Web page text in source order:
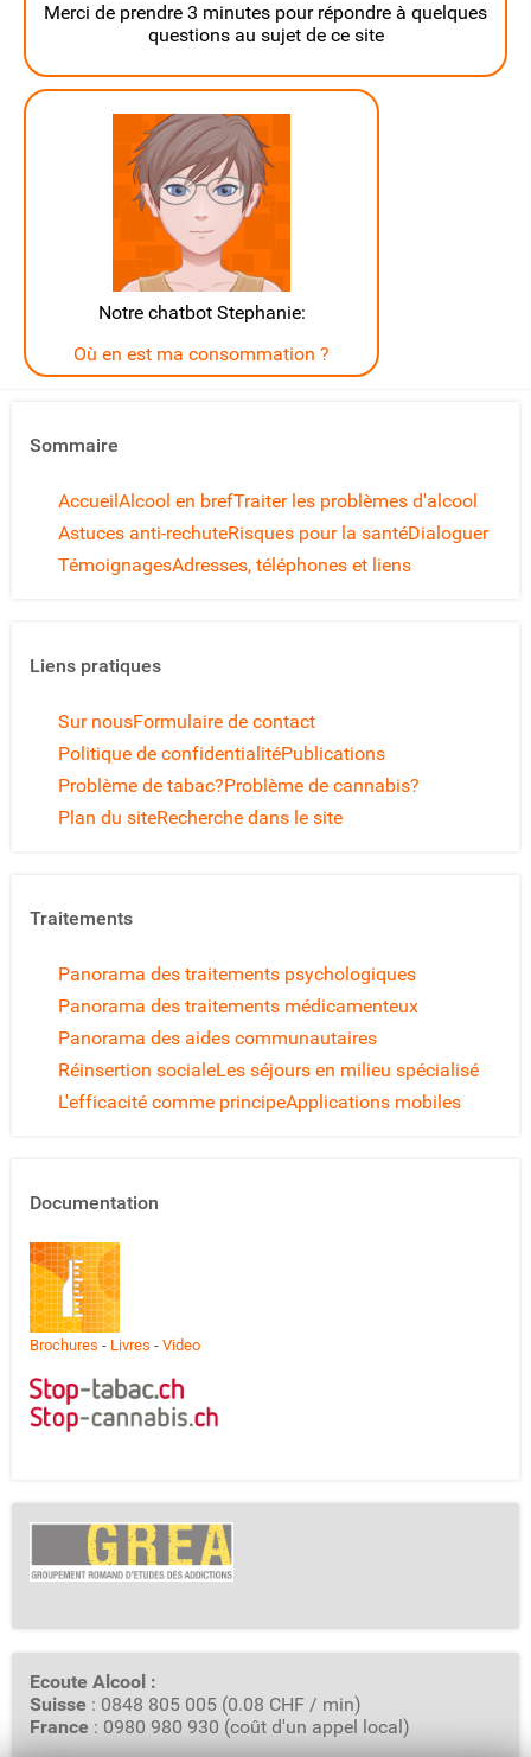
Merci de prendre 3 minutes pour répondre à quelques
questions au sujet de ce site
Notre chatbot Stephanie:
Où en est ma consommation ?
Sommaire
Accueil Alcool en brefTraiter les problèmes d'alcool
Astuces anti-rechuteRisques pour la santéDialoguer
TémoignagesAdresses, téléphones et liens
Liens pratiques
Sur nousFormulaire de contact
Politique de confidentialitéPublications
Problème de tabac?Problème de cannabis?
Plan du siteRecherche dans le site
Traitements
Panorama des traitements psychologiques
Panorama des traitements médicamenteux
Panorama des aides communautaires
Réinsertion socialeLes séjours en milieu spécialisé
L'efficacité comme principeApplications mobiles
Documentation
Brochures - Livres - Video
Ecoute Alcool :
Suisse : 0848 805 005 (0.08 CHF / min)
France : 0980 980 930 (coût d'un appel local)